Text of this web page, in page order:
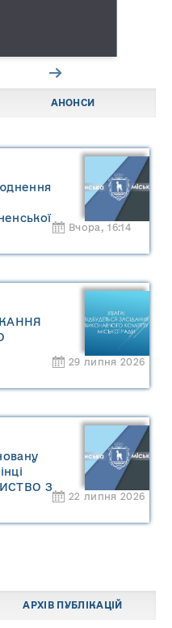
АНОНСИ
та
Вчора, 16:14
29 липня 2026
З
22 липня 2026
АРХІВ ПУБЛІКАЦІЙ